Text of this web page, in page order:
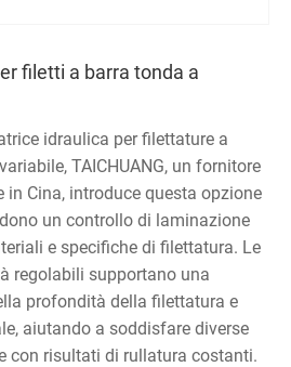
filetti a barra tonda a
idraulica per filettature a
TAICHUANG, un fornitore
in Cina, introduce questa opzione
un controllo di laminazione
e specifiche di filettatura. Le
regolabili supportano una
profondità della filettatura e
aiutando a soddisfare diverse
con risultati di rullatura costanti.